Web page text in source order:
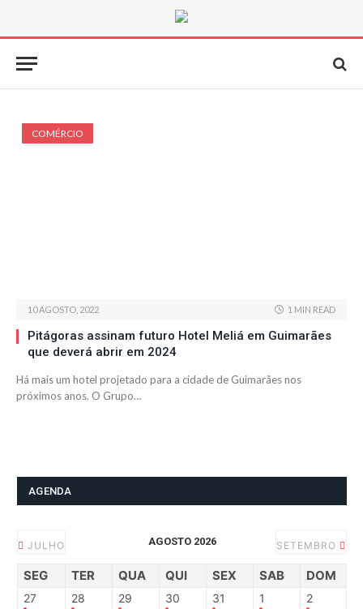
COMÉRCIO
10 AGOSTO, 2022 1 MIN READ
Pitágoras assinam futuro Hotel Meliá em Guimarães
que deverá abrir em 2024
Há mais um hotel projetado para a cidade de Guimarães nos
próximos anos. O Grupo…
AGENDA
JULHO AGOSTO 2026 SETEMBRO
SEG TER QUA QUI SEX SAB DOM
27 28 29 30 31 1 2